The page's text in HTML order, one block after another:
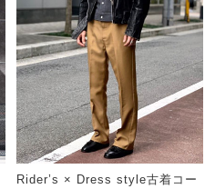
Rider’s × Dress style古着コー